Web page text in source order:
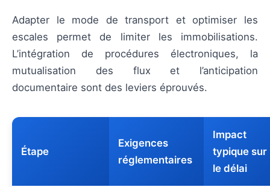
Adapter le mode de transport et optimiser les
escales permet de limiter les immobilisations.
L’intégration de procédures électroniques, la
mutualisation des flux et l’anticipation
documentaire sont des leviers éprouvés.
Étape
Exigences
réglementaires
Impact
typique sur
le délai